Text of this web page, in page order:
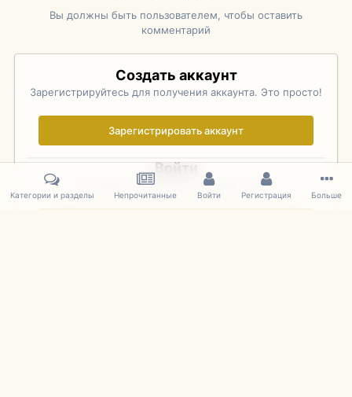
Вы должны быть пользователем, чтобы оставить
комментарий
Создать аккаунт
Зарегистрируйтесь для получения аккаунта. Это просто!
Зарегистрировать аккаунт
Войти
Уже зарегистрированы? Войдите здесь.
Категории и разделы Непрочитанные Войти Регистрация Больше